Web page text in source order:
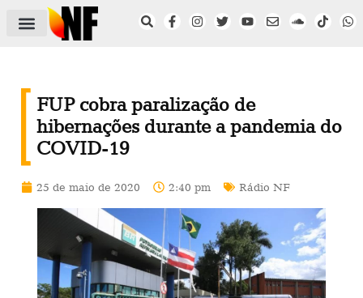
FUP cobra paralização de
hibernações durante a pandemia do
COVID-19
25 de maio de 2020 2:40 pm Rádio NF